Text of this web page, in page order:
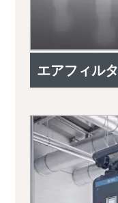
エアフィルタ